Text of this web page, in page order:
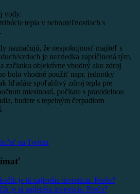
vody.
tepla v nehnuteľnostiach s
naznačujú, že nespokojnosť majiteľ s
vzduch je nezriedka zapríčinená tým,
začiatku objektívne vhodný ako zdroj
bolo vhodné použiť napr. jednotky
hľadáte spoľahlivý zdroj tepla pre
miestností, počítate s pravidelnou
budete s tepelným čerpadlom
na Twitter
je tá najlepšia investícia. Prečo?